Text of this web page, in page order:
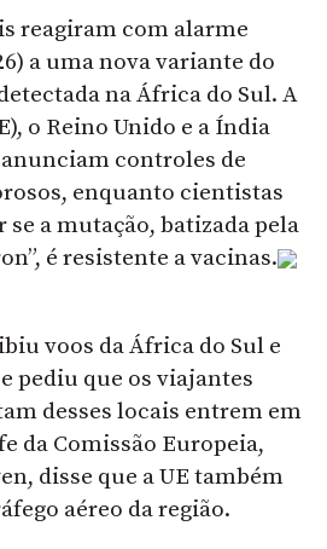
reagiram com alarme
a uma nova variante do
na África do Sul. A
o Reino Unido e a Índia
controles de
enquanto cientistas
a mutação, batizada pela
é resistente a vacinas.
voos da África do Sul e
pediu que os viajantes
desses locais entrem em
da Comissão Europeia,
disse que a UE também
aéreo da região.